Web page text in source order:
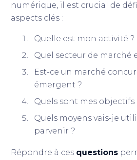
numérique, il est crucial de
aspects clés :
Quelle est mon activité ?
Quel secteur de marché
Est-ce un marché
émergent ?
Quels sont mes objectifs
Quels moyens vais-je
parvenir ?
Répondre à ces questions